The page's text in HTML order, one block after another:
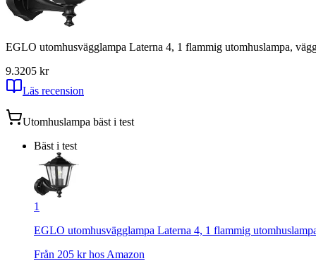
EGLO utomhusvägglampa Laterna 4, 1 flammig utomhuslampa,
9.3205 kr
Läs recension
Utomhuslampa bäst i test
Bäst i test
1
EGLO utomhusvägglampa Laterna 4, 1 flammig
Från 205 kr hos Amazon